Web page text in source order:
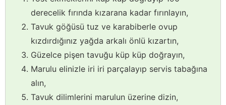
derecelik fırında kızarana kadar fırınlayın,
Tavuk göğüsü tuz ve karabiberle ovup
kızdırdığınız yağda arkalı önlü kızartın,
Güzelce pişen tavuğu küp küp doğrayın,
Marulu elinizle iri iri parçalayıp servis tabağına
alın,
Tavuk dilimlerini marulun üzerine dizin,